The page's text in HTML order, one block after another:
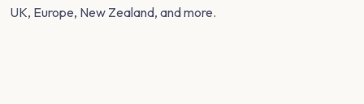
UK, Europe, New Zealand, and more.